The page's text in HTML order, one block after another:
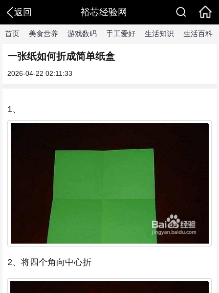
返回 裕芯经验网
首页 美食营养 游戏数码 手工爱好 生活知识 生活百科
一张纸如何折成简单纸盒
2026-04-22 02:11:33
1、
2、将四个角向中心折